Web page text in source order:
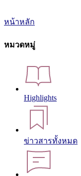
หน้าหลัก
หมวดหมู่
Highlights
ข่าวสารทั้งหมด